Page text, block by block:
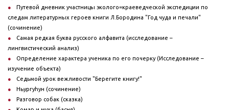
Путевой дневник участницы эколого=краеведческой экспедиции по
следам литературных героев книги Л.Бородина "Год чуда и печали"
(сочинение)
Самая редкая буква русского алфавита (исследование –
лингвистический анализ)
Определение характера ученика по его почерку (Исследование –
изучение объекта)
Седьмой урок вежливости "Берегите книгу!"
Ньургуhун (сочинение)
Разговор собак (сказка)